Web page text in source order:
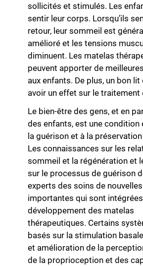
sollicités et stimulés. Les
sentir leur corps. Lorsqu’ils
retour, leur sommeil est
amélioré et les tensions
diminuent. Les matelas
peuvent apporter de
aux enfants. De plus, un bon
avoir un effet sur le traitement
Le bien-être des gens, et en
des enfants, est une condition
la guérison et à la
Les connaissances sur les
sommeil et la régénération et
sur le processus de guérison
experts des soins de
importantes qui sont
développement des matelas
thérapeutiques. Certains
basés sur la stimulation
et amélioration de la
de la proprioception et des